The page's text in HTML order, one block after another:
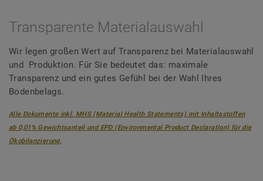
Transparente Materialauswahl
Wir legen großen Wert auf Transparenz bei Materialauswahl
und Produktion. Für Sie bedeutet das: maximale
Transparenz und ein gutes Gefühl bei der Wahl Ihres
Bodenbelags.
Alle Dokumente inkl. MHS (Material Health Statements) mit Inhaltsstoffen
ab 0,01% Gewichtsanteil und EPD (Environmental Product Declaration) für die
Ökobilanzierung.